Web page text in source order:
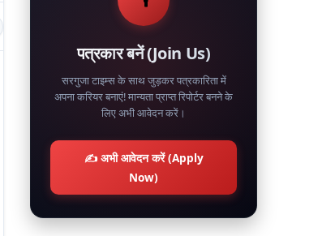
पत्रकार बनें (Join Us)
सरगुजा टाइम्स के साथ जुड़कर पत्रकारिता में
अपना करियर बनाएं! मान्यता प्राप्त रिपोर्टर बनने के
लिए अभी आवेदन करें।
✍️ अभी आवेदन करें (Apply
Now)